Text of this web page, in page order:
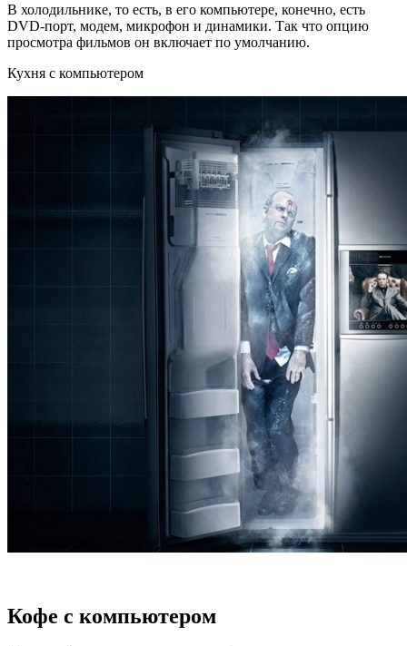
В холодильнике, то есть, в его компьютере, конечно, есть
DVD-порт, модем, микрофон и динамики. Так что опцию
просмотра фильмов он включает по умолчанию.
Кухня с компьютером
Кофе с компьютером